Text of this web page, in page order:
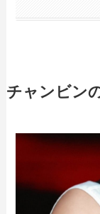
チャンビン